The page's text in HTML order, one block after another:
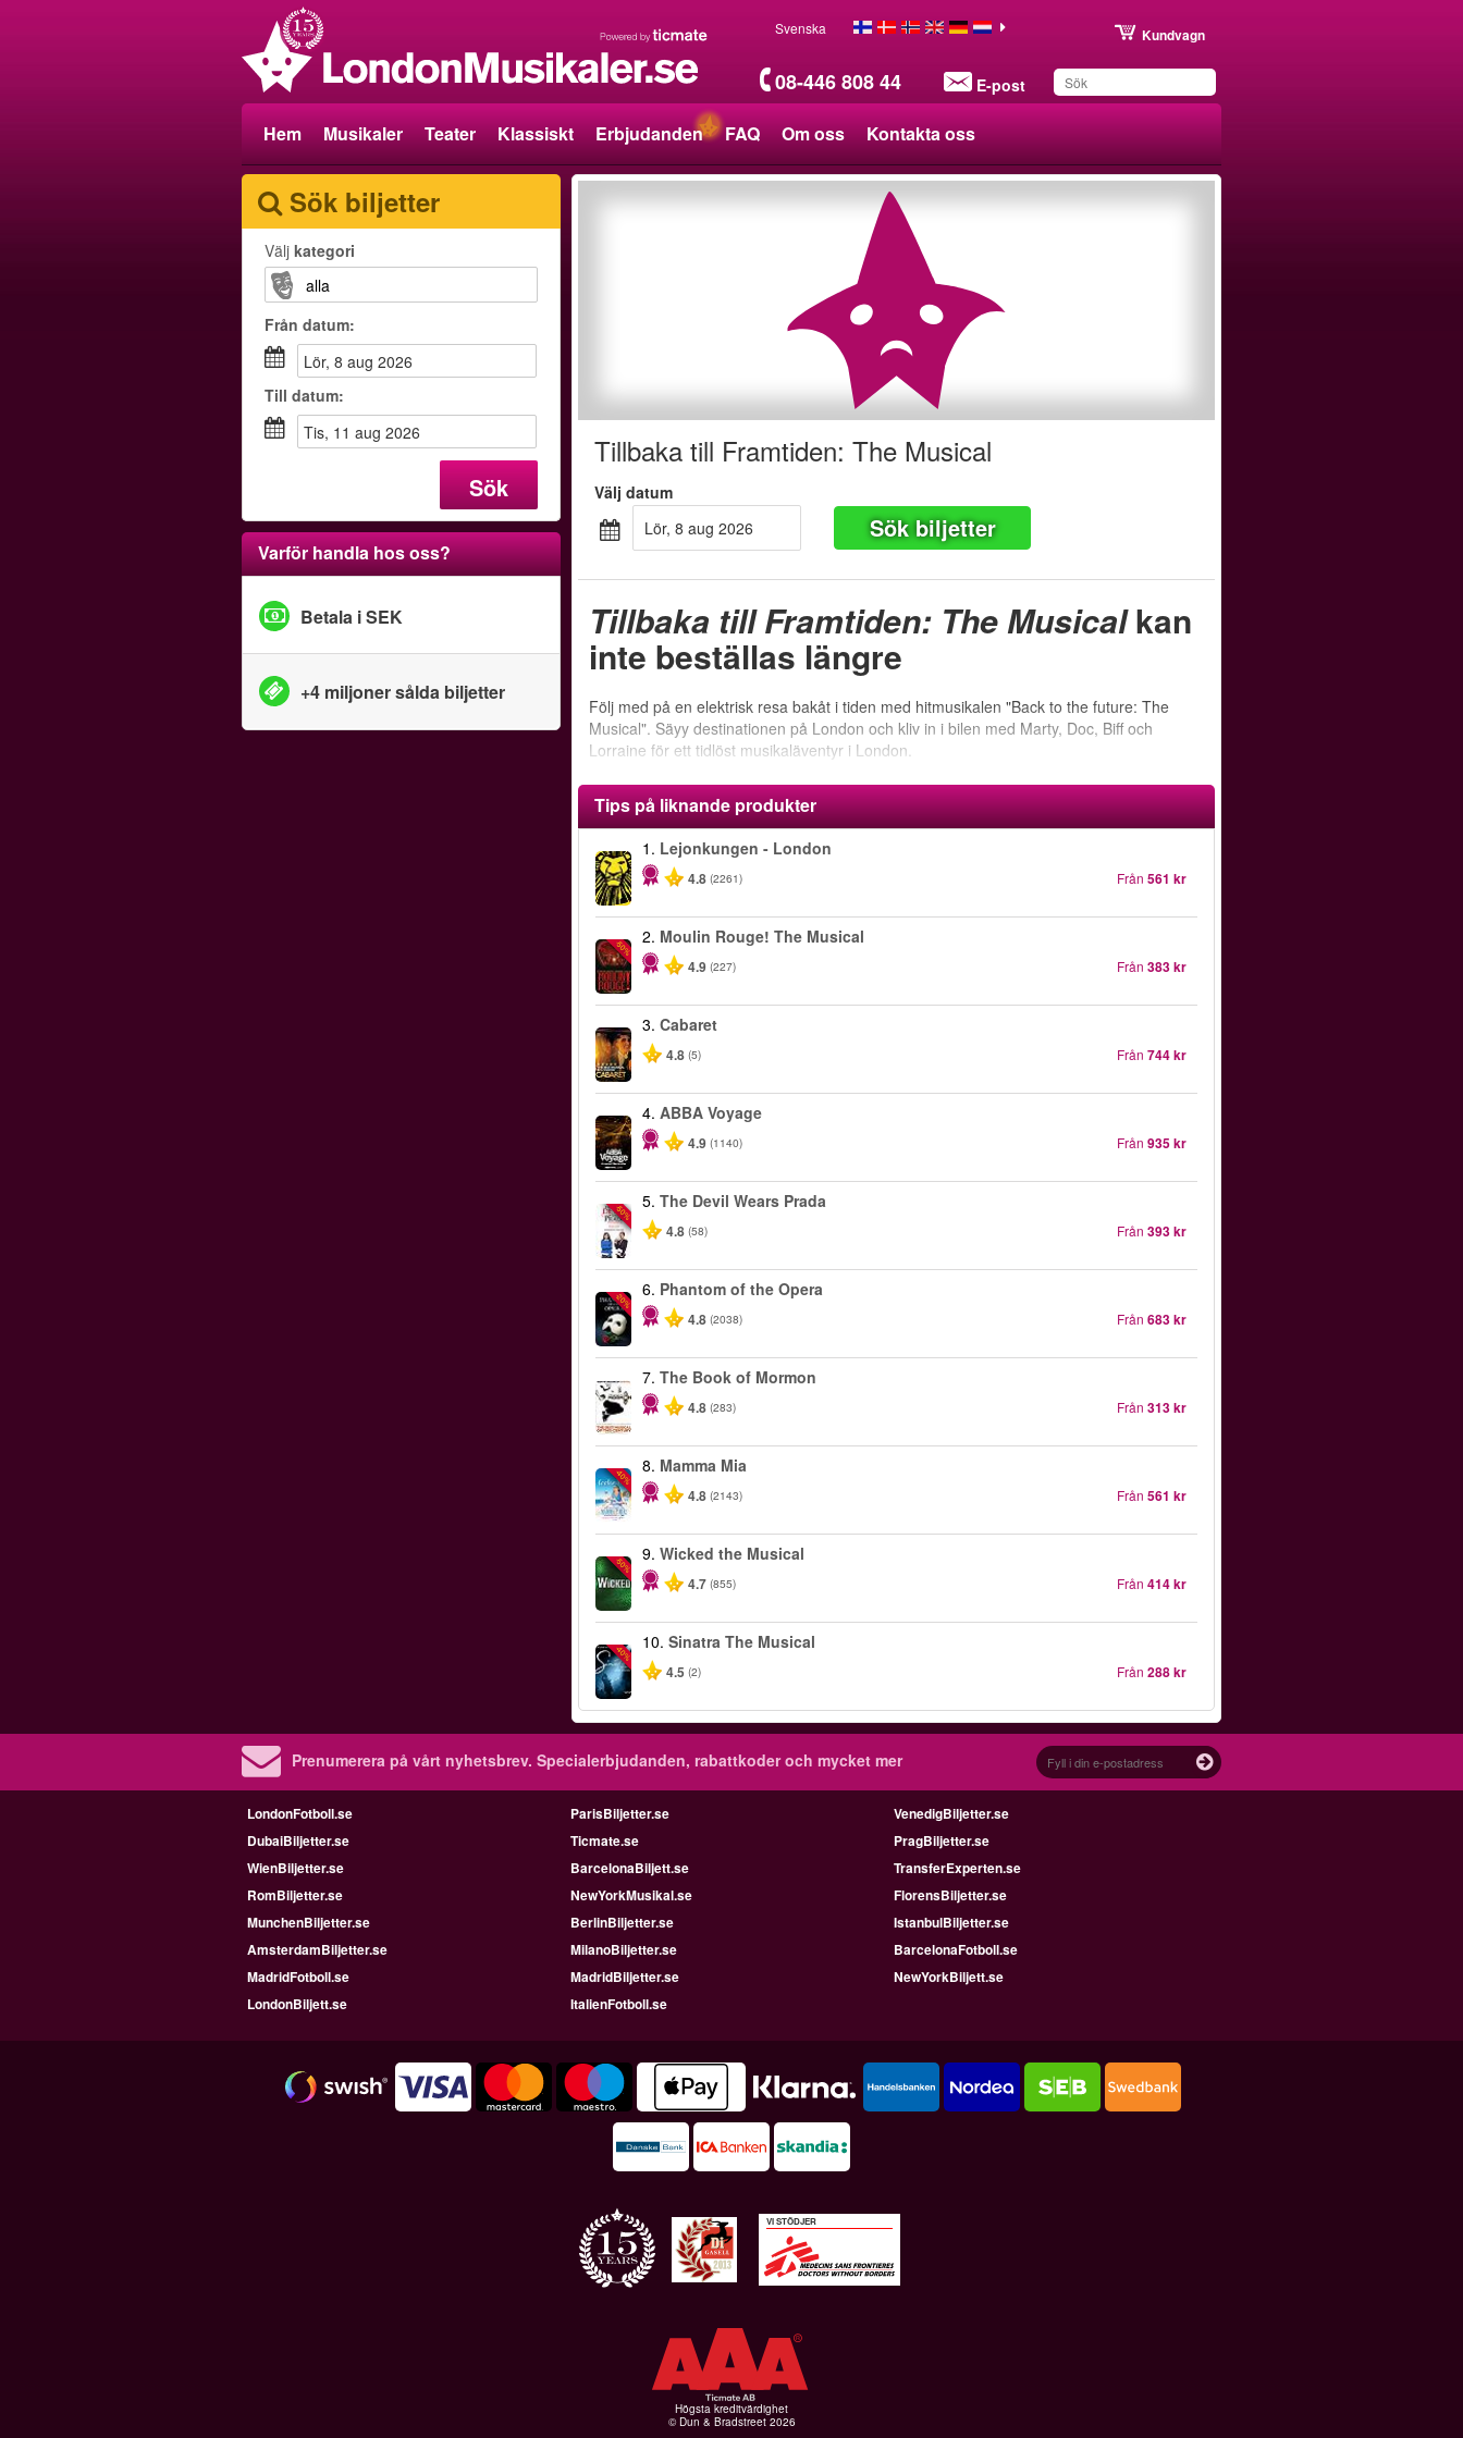
08-446 808 44 E-post
Kundvagn
Svenska
Hem Musikaler Teater Klassiskt Erbjudanden FAQ Om oss Kontakta oss
Sök biljetter
Välj kategori
Från datum:
lör, 8 aug 2026
Till datum:
tis, 11 aug 2026
Sök
Varför handla hos oss?
Betala i SEK
+4 miljoner sålda biljetter
Tillbaka till Framtiden: The Musical
Välj datum
lör, 8 aug 2026
Sök biljetter
Tillbaka till Framtiden: The Musicalkan
inte beställas längre
Följ med på en elektrisk resa bakåt i tiden med hitmusikalen "Back to the future: The
Musical". Säyy destinationen på London och kliv in i bilen med Marty, Doc, Biff och
Lorraine för ett tidlöst musikaläventyr i London.
Tips på liknande produkter
1. Lejonkungen - London
4.8 (2261) Från 561 kr
-50%
2. Moulin Rouge! The Musical
4.9 (227) Från 383 kr
3.Cabaret
4.8 (5) Från 744 kr
4.ABBA Voyage
4.9 (1140) Från 935 kr
-50%
5.The Devil Wears Prada
4.8 (58) Från 393 kr
-20%
6. Phantom of the Opera
4.8 (2038) Från 683 kr
7.The Book of Mormon
4.8 (283) Från 313 kr
-40%
8. Mamma Mia
4.8 (2143) Från 561 kr
-50%
9.Wicked the Musical
4.7 (855) Från 414 kr
-40%
10.Sinatra The Musical
4.5 (2) Från 288 kr
Prenumerera på vårt nyhetsbrev. Specialerbjudanden, rabattkoder och mycket mer
LondonFotboll.se ParisBiljetter.se
VenedigBiljetter.se
DubaiBiljetter.se
Ticmate.se
PragBiljetter.se
WienBiljetter.se
BarcelonaBiljett.se
TransferExperten.se
RomBiljetter.se
NewYorkMusikal.se
FlorensBiljetter.se
MunchenBiljetter.se
BerlinBiljetter.se
IstanbulBiljetter.se
AmsterdamBiljetter.se
MilanoBiljetter.se
BarcelonaFotboll.se
MadridFotboll.se
MadridBiljetter.se
NewYorkBiljett.se
LondonBiljett.se
ItalienFotboll.se
VI STÖDJER
Högsta kreditvärdighet
© Dun & Bradstreet 2026